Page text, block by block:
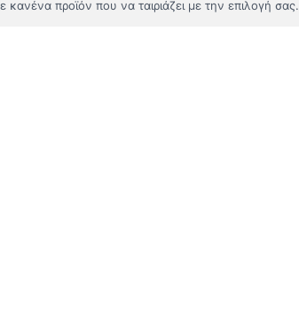
κανένα προϊόν που να ταιριάζει με την επιλογή σας.